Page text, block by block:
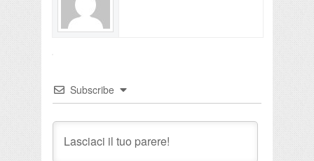
Subscribe